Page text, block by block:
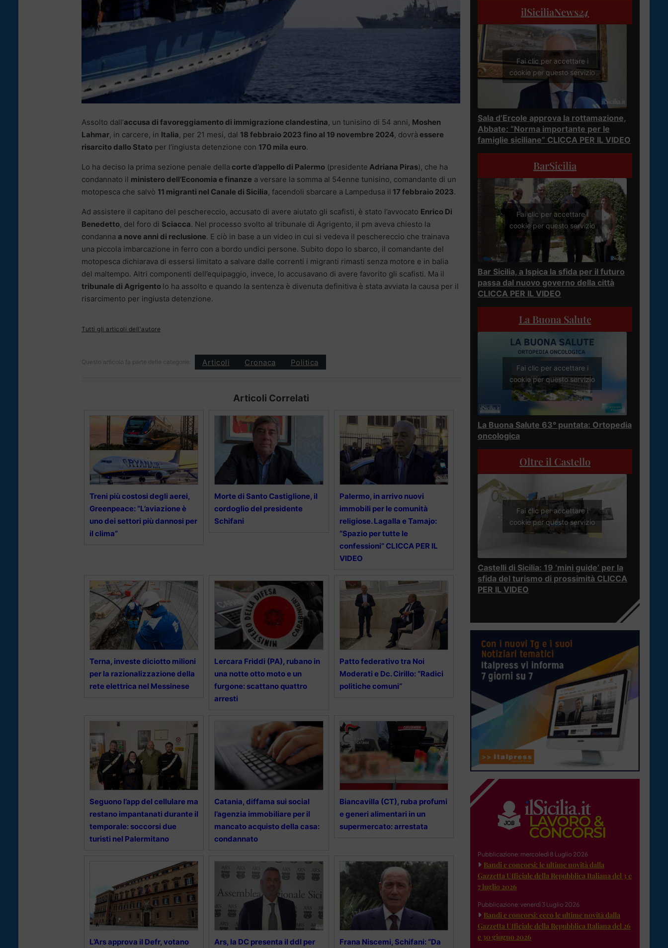
Assolto dall’accusa di favoreggiamento di immigrazione clandestina, un tunisino di 54 anni, Moshen
Lahmar, in carcere, in Italia, per 21 mesi, dal 18 febbraio 2023 fino al 19 novembre 2024, dovrà essere
risarcito dallo Stato per l’ingiusta detenzione con 170 mila euro.
Lo ha deciso la prima sezione penale della corte d’appello di Palermo (presidente Adriana Piras), che ha
condannato il ministero dell’Economia e finanze a versare la somma al 54enne tunisino, comandante di un
motopesca che salvò 11 migranti nel Canale di Sicilia, facendoli sbarcare a Lampedusa il 17 febbraio 2023.
Ad assistere il capitano del peschereccio, accusato di avere aiutato gli scafisti, è stato l’avvocato Enrico Di
Benedetto, del foro di Sciacca. Nel processo svolto al tribunale di Agrigento, il pm aveva chiesto la
condanna a nove anni di reclusione. E ciò in base a un video in cui si vedeva il peschereccio che trainava
una piccola imbarcazione in ferro con a bordo undici persone. Subito dopo lo sbarco, il comandante del
motopesca dichiarava di essersi limitato a salvare dalle correnti i migranti rimasti senza motore e in balia
del maltempo. Altri componenti dell’equipaggio, invece, lo accusavano di avere favorito gli scafisti. Ma il
tribunale di Agrigento lo ha assolto e quando la sentenza è divenuta definitiva è stata avviata la causa per il
risarcimento per ingiusta detenzione.
Tutti gli articoli dell'autore
Questo articolo fa parte delle categorie: Articoli Cronaca Politica
Articoli Correlati
Treni più costosi degli aerei,
Greenpeace: “L’aviazione è
uno dei settori più dannosi per
il clima”
Morte di Santo Castiglione, il
cordoglio del presidente
Schifani
Palermo, in arrivo nuovi
immobili per le comunità
religiose. Lagalla e Tamajo:
“Spazio per tutte le
confessioni” CLICCA PER IL
VIDEO
Terna, investe diciotto milioni
per la razionalizzazione della
rete elettrica nel Messinese
Lercara Friddi (PA), rubano in
una notte otto moto e un
furgone: scattano quattro
arresti
Patto federativo tra Noi
Moderati e Dc. Cirillo: “Radici
politiche comuni”
Seguono l’app del cellulare ma
restano impantanati durante il
temporale: soccorsi due
turisti nel Palermitano
Catania, diffama sui social
l’agenzia immobiliare per il
mancato acquisto della casa:
condannato
Biancavilla (CT), ruba profumi
e generi alimentari in un
supermercato: arrestata
L’Ars approva il Defr, votano
Ars, la DC presenta il ddl per
Frana Niscemi, Schifani: “Da
ilSiciliaNews24
Fai clic per accettare i
cookie per questo servizio
Sala d’Ercole approva la rottamazione,
Abbate: “Norma importante per le
famiglie siciliane” CLICCA PER IL VIDEO
BarSicilia
Fai clic per accettare i
cookie per questo servizio
Bar Sicilia, a Ispica la sfida per il futuro
passa dal nuovo governo della città
CLICCA PER IL VIDEO
La Buona Salute
Fai clic per accettare i
cookie per questo servizio
La Buona Salute 63° puntata: Ortopedia
oncologica
Oltre il Castello
Fai clic per accettare i
cookie per questo servizio
Castelli di Sicilia: 19 ‘mini guide’ per la
sfida del turismo di prossimità CLICCA
PER IL VIDEO
Pubblicazione: mercoledì 8 Luglio 2026
Bandi e concorsi: le ultime novità dalla
Gazzetta Ufficiale della Repubblica Italiana del 3 e
7 luglio 2026
Pubblicazione: venerdì 3 Luglio 2026
Bandi e concorsi: ecco le ultime novità dalla
Gazzetta Ufficiale della Repubblica Italiana del 26
e 30 giugno 2026